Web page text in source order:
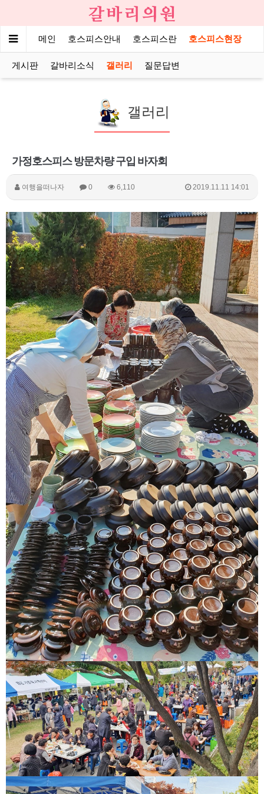
메인 호스피스안내 호스피스란 호스피스현장
게시판 갈바리소식 갤러리 질문답변
갤러리
가정호스피스 방문차량 구입 바자회
여행을떠나자 0 6,110 2019.11.11 14:01